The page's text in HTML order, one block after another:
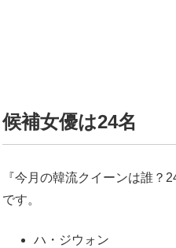
候補女優は24名
『今月の韓流クイーンは誰？
です。
ハ・ジウォン